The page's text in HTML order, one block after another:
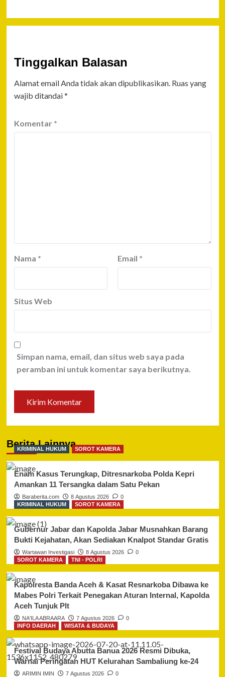
Tinggalkan Balasan
Alamat email Anda tidak akan dipublikasikan. Ruas yang
wajib ditandai*
Komentar *
Nama * Email *
Situs Web
Simpan nama, email, dan situs web saya pada
peramban ini untuk komentar saya berikutnya.
Berita Lainnya
KRIMINAL HUKUM SOROT KAMERA
Enam Kasus Terungkap, Ditresnarkoba Polda Kepri
Amankan 11 Tersangka dalam Satu Pekan
Baraberita.com 8 Agustus 2026
0
KRIMINAL HUKUM
SOROT KAMERA
Gubernur Jabar dan Kapolda Jabar Musnahkan Barang
Bukti Kejahatan, Akan Sediakan Knalpot Standar Gratis
Wartawan Investigasi 8 Agustus 2026
0
SOROT KAMERA
TNI - POLRI
Kapolresta Banda Aceh & Kasat Resnarkoba Dibawa ke
Mabes Polri Terkait Penegakan Aturan Internal, Kapolda
Aceh Tunjuk Plt
NA'ILA ABRAARA 7 Agustus 2026
0
INFO DAERAH
WISATA & BUDAYA
Festival Budaya Abutta Banua 2026 Resmi Dibuka,
Warnai Peringatan HUT Kelurahan Sambaliung ke-24
ARIMIN IMIN 7 Agustus 2026 0